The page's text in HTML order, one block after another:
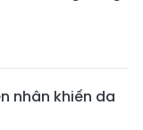
nhân khiến da